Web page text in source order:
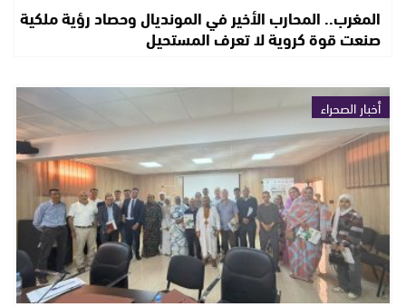
المغرب.. المحارب الأخير في المونديال وحصاد رؤية ملكية
صنعت قوة كروية لا تعرف المستحيل
أخبار الصحراء